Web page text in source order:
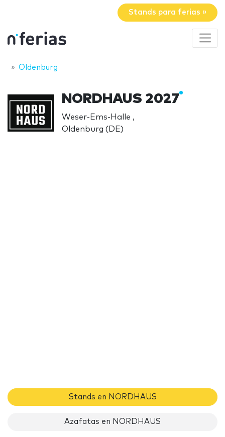
Stands para ferias »
Oldenburg
NORDHAUS 2027
Weser-Ems-Halle ,
Oldenburg (DE)
Stands en NORDHAUS
Azafatas en NORDHAUS